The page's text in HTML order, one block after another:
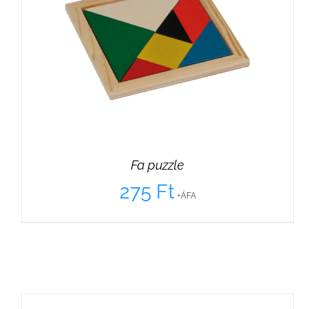
Fa puzzle
275 Ft +ÁFA